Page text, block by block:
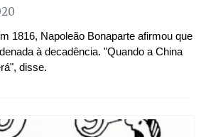
1816, Napoleão Bonaparte afirmou que
à decadência. "Quando a China
disse.